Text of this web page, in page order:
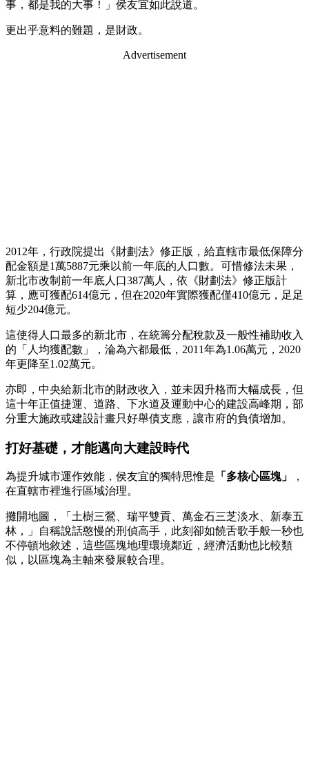
事，都是我的大事！」侯友宜如此說道。
更出乎意料的難題，是財政。
Advertisement
2012年，行政院提出《財劃法》修正版，給直轄市最低保障分
配金額是1萬5887元乘以前一年底的人口數。可惜修法未果，
新北市改制前一年底人口387萬人，依《財劃法》修正版計
算，應可獲配614億元，但在2020年實際獲配僅410億元，足足
短少204億元。
這使得人口最多的新北市，在統籌分配稅款及一般性補助收入
的「人均獲配數」，淪為六都最低，2011年為1.06萬元，2020
年更降至1.02萬元。
亦即，中央給新北市的財政收入，並未因升格而大幅成長，但
這十年正值捷運、道路、下水道及運動中心的建設高峰期，部
分重大施政或建設計畫只好舉債支應，讓市府的負債增加。
打好基礎，才能邁向大建設時代
為提升城市運作效能，侯友宜的獨特思惟是 「多核心區塊」
，
在直轄市裡進行區域治理。
攤開地圖，「土樹三鶯、瑞平雙貢、萬金石三芝淡水、新泰五
林，」自稱說話憨慢的刑偵高手，此刻卻如饒舌歌手般一秒也
不停頓地敘述，這些區塊地理環境鄰近，經濟活動也比較類
似，以區塊為主軸來發展較合理。